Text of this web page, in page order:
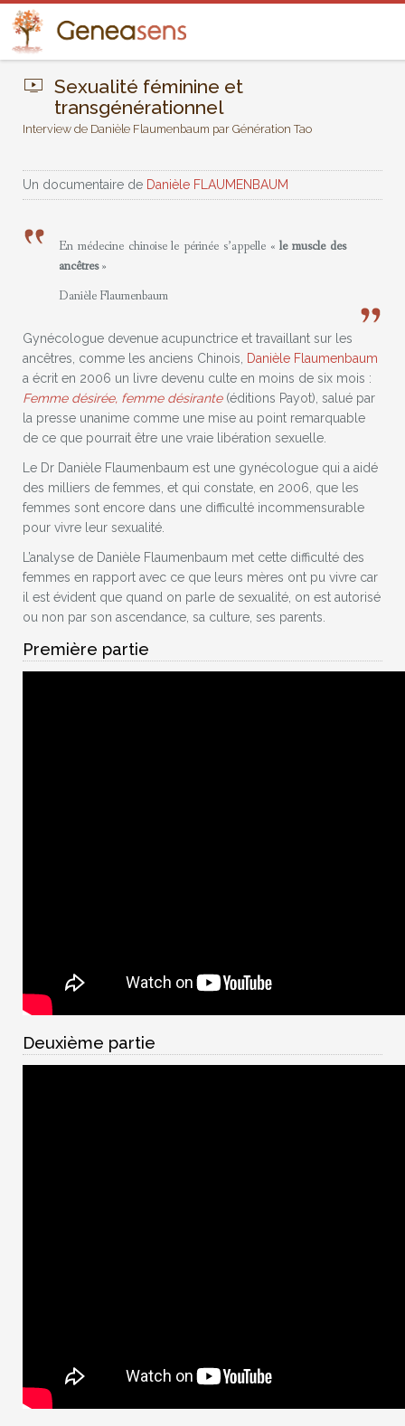
Sexualité féminine et
transgénérationnel
Interview de Danièle Flaumenbaum par Génération Tao
Un documentaire de Danièle FLAUMENBAUM
En médecine chinoise le périnée s’appelle «le muscle des
ancêtres»
Danièle Flaumenbaum
Gynécologue devenue acupunctrice et travaillant sur les
ancêtres, comme les anciens Chinois,
Danièle Flaumenbaum
a écrit en 2006 un livre devenu culte en moins de six mois :
Femme désirée, femme désirante(éditions Payot), salué par
la presse unanime comme une mise au point remarquable
de ce que pourrait être une vraie libération sexuelle.
Le Dr Danièle Flaumenbaum est une gynécologue qui a aidé
des milliers de femmes, et qui constate, en 2006, que les
femmes sont encore dans une difficulté incommensurable
pour vivre leur sexualité.
L’analyse de Danièle Flaumenbaum met cette difficulté des
femmes en rapport avec ce que leurs mères ont pu vivre car
il est évident que quand on parle de sexualité, on est autorisé
ou non par son ascendance, sa culture, ses parents.
Première partie
Deuxième partie